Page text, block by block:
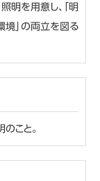
明を用意し、「明
境」の両立を図る
こと。